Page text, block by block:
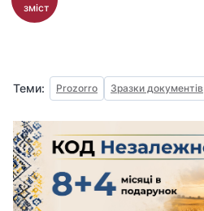
зміст
Теми: Prozorro Зразки документів